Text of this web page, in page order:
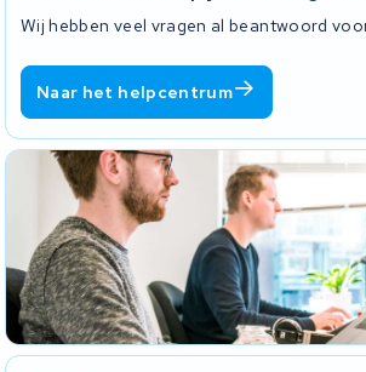
Wij hebben veel vragen al beantwoord
Naar het helpcentrum